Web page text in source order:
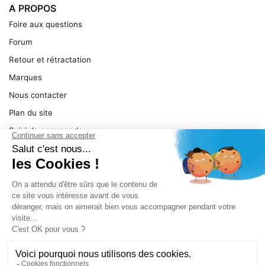
A PROPOS
Foire aux questions
Forum
Retour et rétractation
Marques
Nous contacter
Plan du site
Suivi de commande
Ma facture
Mentions légales
Conditions générales
SERVICE
Pièces détachées
Dépannage